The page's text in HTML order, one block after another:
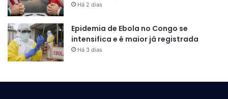
Há 2 dias
Epidemia de Ebola no Congo se
intensifica e é maior já registrada
Há 3 dias